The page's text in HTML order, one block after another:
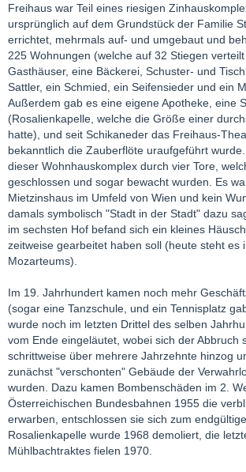
Freihaus war Teil eines riesigen
ursprünglich auf dem Grundstück der Familie
errichtet, mehrmals auf- und umgebaut und
225 Wohnungen (welche auf 32 Stiegen
Gasthäuser, eine Bäckerei, Schuster- und
Sattler, ein Schmied, ein Seifensieder und ein
Außerdem gab es eine eigene Apotheke, eine
(Rosalienkapelle, welche die Größe einer
hatte), und seit Schikaneder das Freihaus-
bekanntlich die Zauberflöte uraufgeführt
dieser Wohnhauskomplex durch vier Tore,
geschlossen und sogar bewacht wurden. Es
Mietzinshaus im Umfeld von Wien und kein
damals symbolisch "Stadt in der Stadt" dazu
im sechsten Hof befand sich ein kleines
zeitweise gearbeitet haben soll (heute steht es
Mozarteums).
Im 19. Jahrhundert kamen noch mehr
(sogar eine Tanzschule, und ein Tennisplatz
wurde noch im letzten Drittel des selben
vom Ende eingeläutet, wobei sich der Abbruch
schrittweise über mehrere Jahrzehnte hinzog
zunächst "verschonten" Gebäude der
wurden. Dazu kamen Bombenschäden im 2.
Österreichischen Bundesbahnen 1955 die
erwarben, entschlossen sie sich zum
Rosalienkapelle wurde 1968 demoliert, die
Mühlbachtraktes fielen 1970.